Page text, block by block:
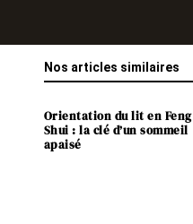
Nos articles similaires
Orientation du lit en Feng
Shui : la clé d’un sommeil
apaisé